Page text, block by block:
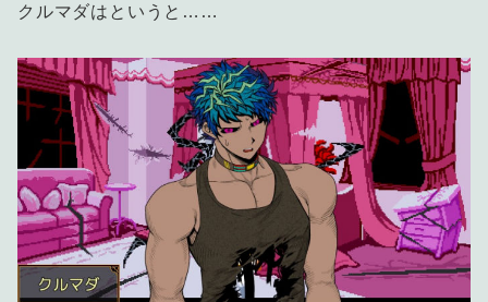
クルマダはというと……